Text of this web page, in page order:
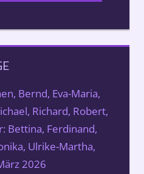
Bernd, Eva-Maria,
Richard, Robert,
Bettina, Ferdinand,
Ulrike-Martha,
2026